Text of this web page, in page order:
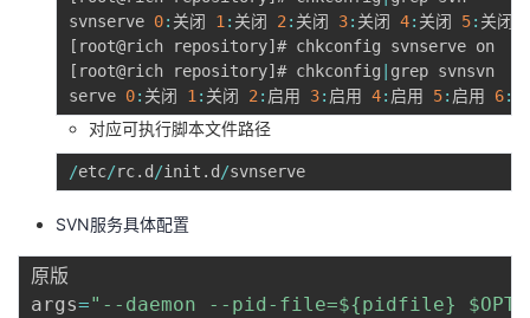
svnserve 0: 关闭 1: 关闭 2: 关闭 3: 关闭 4: 关闭 5: 关闭
[ root@rich repository]
[ root@rich repository] # chkconfig
grep svnsvn
serve 0: 关闭 1: 关闭 2: 启用 3: 启用 4: 启用 5: 启用 6:
对应可执行脚本文件路径
/etc/rc. d/init . d/
SVN服务具体配置
原版
args="--daemon --pid-file=${pidfile}